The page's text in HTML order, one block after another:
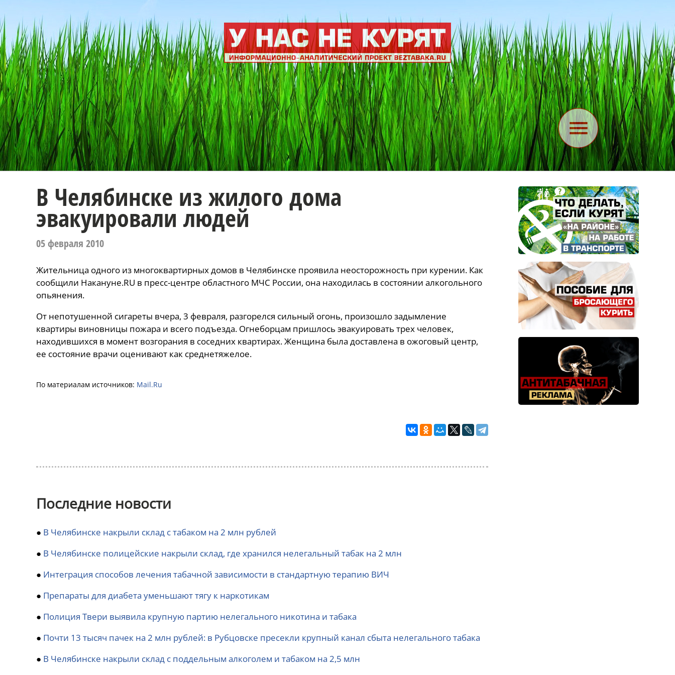
В Челябинске из жилого дома
эвакуировали людей
05 февраля 2010
Жительница одного из многоквартирных домов в Челябинске проявила неосторожность при курении. Как
сообщили Накануне.RU в пресс-центре областного МЧС России, она находилась в состоянии алкогольного
опьянения.
От непотушенной сигареты вчера, 3 февраля, разгорелся сильный огонь, произошло задымление
квартиры виновницы пожара и всего подъезда. Огнеборцам пришлось эвакуировать трех человек,
находившихся в момент возгорания в соседних квартирах. Женщина была доставлена в ожоговый центр,
ее состояние врачи оценивают как среднетяжелое.
По материалам источников: Mail.Ru
Последние новости
● В Челябинске накрыли склад с табаком на 2 млн рублей
● В Челябинске полицейские накрыли склад, где хранился нелегальный табак на 2 млн
● Интеграция способов лечения табачной зависимости в стандартную терапию ВИЧ
● Препараты для диабета уменьшают тягу к наркотикам
● Полиция Твери выявила крупную партию нелегального никотина и табака
● Почти 13 тысяч пачек на 2 млн рублей: в Рубцовске пресекли крупный канал сбыта нелегального табака
● В Челябинске накрыли склад с поддельным алкоголем и табаком на 2,5 млн